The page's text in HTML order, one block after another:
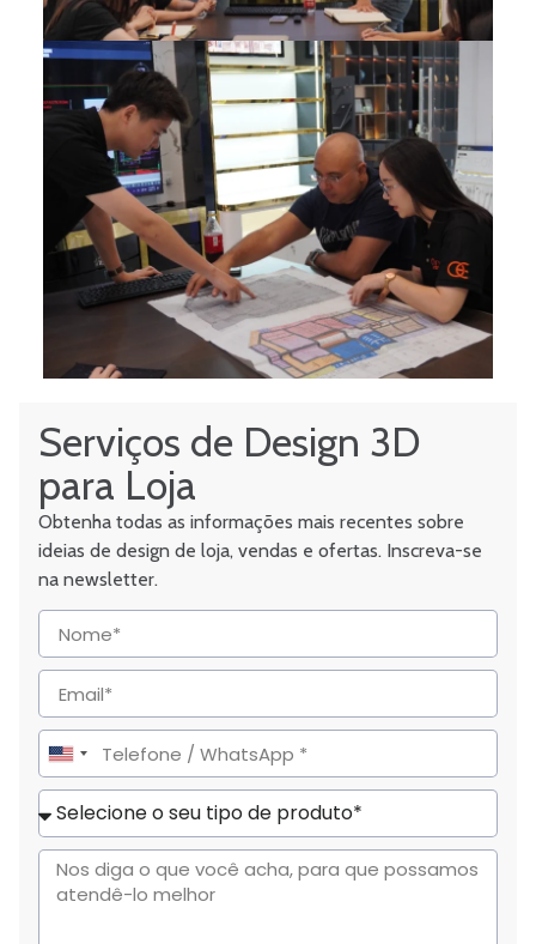
Serviços de Design 3D
para Loja
Obtenha todas as informações mais recentes sobre
ideias de design de loja, vendas e ofertas. Inscreva-se
na newsletter.
United
States
+1